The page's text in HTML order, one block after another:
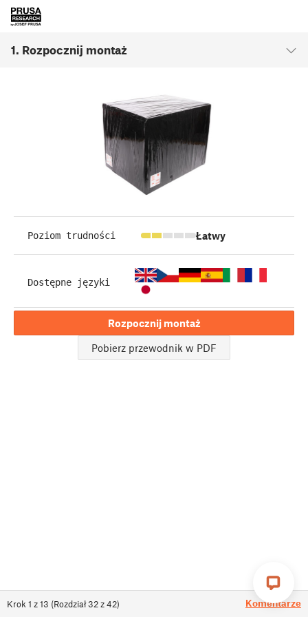
1. Rozpocznij montaż
Krok 1 z13 (Rozdział32z42) Komentarze
Poziom trudności Łatwy
Dostępne języki
Rozpocznij montaż
Pobierz przewodnik w PDF